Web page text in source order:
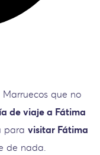
que no
de viaje a Fátima
para visitar Fátima
de nada.